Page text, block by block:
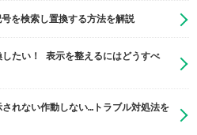
を検索し置換する方法を解説
たい！ 表示を整えるにはどうすべ
れない作動しない…トラブル対処法を